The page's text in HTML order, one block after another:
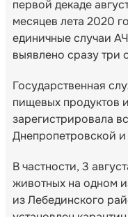
первой декаде
месяцев лета 2020
единичные случаи
выявлено сразу три
Государственная
пищевых продуктов
зарегистрировала
Днепропетровской
В частности, 3
животных на одном
из Лебединского